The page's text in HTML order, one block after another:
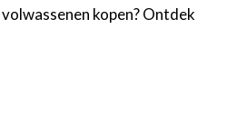
kopen? Ontdek